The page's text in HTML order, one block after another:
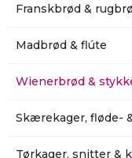
Franskbrød &
Madbrød & flúte
Wienerbrød &
Skærekager, fløde-
Tørkager, snitter &